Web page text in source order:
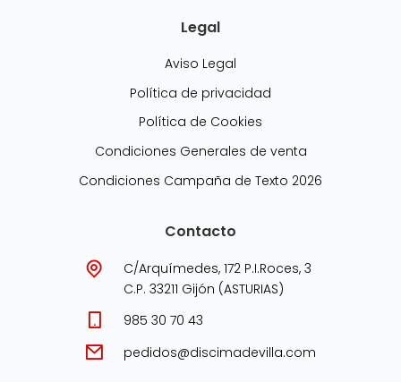
Legal
Aviso Legal
Política de privacidad
Política de Cookies
Condiciones Generales de venta
Condiciones Campaña de Texto 2026
Contacto
C/Arquímedes, 172 P.I.Roces, 3
C.P. 33211 Gijón (ASTURIAS)
985 30 70 43
pedidos@discimadevilla.com